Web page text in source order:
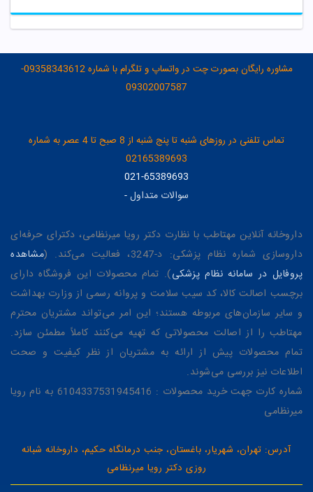
مشاوره رایگان بصورت چت در واتساپ و تلگرام با شماره 09358343612-
09302007587
تماس تلفنی در روزهای شنبه تا پنج شنبه از 8 صبح تا 4 عصر به شماره
02165389693
021-65389693
سوالات متداول-
داروخانه آنلاین مهتاطب با نظارت دکتر رویا میرنظامی، دکترای حرفه‌ای
داروسازی شماره نظام پزشکی: د-3247، فعالیت می‌کند. (
مشاهده
پروفایل در سامانه نظام پزشکی). تمام محصولات این فروشگاه دارای
برچسب اصالت کالا، کد سیب سلامت و پروانه رسمی از وزارت بهداشت
و سایر سازمان‌های مربوطه هستند؛ این امر می‌تواند مشتریان محترم
مهتاطب را از اصالت محصولاتی که تهیه می‌کنند کاملاً مطمئن سازد.
تمام محصولات پیش از ارائه به مشتریان از نظر کیفیت و صحت
اطلاعات نیز بررسی می‌شوند.
شماره کارت جهت خرید محصولات : 6104337531945416 به نام رویا
میرنظامی
آدرس: تهران، شهریار، باغستان، جنب درمانگاه حکیم، داروخانه شبانه
روزی دکتر رویا میرنظامی